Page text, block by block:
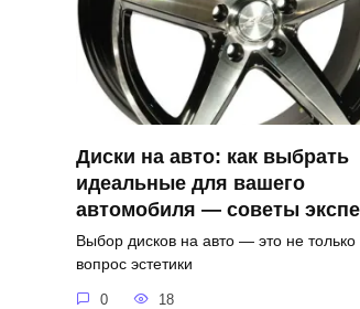
Диски на авто: как выбрать
идеальные для вашего
автомобиля — советы
Выбор дисков на авто — это не только
вопрос эстетики
0 18